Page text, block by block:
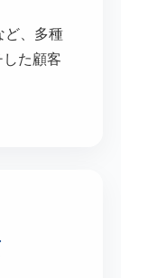
ど、多種
た顧客